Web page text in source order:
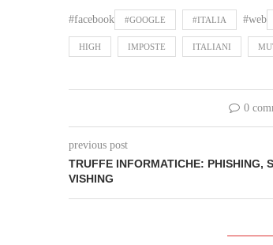
#facebook #GOOGLE #ITALIA #web
HIGH IMPOSTE ITALIANI
0
previous post
TRUFFE INFORMATICHE: PHISHING,
VISHING